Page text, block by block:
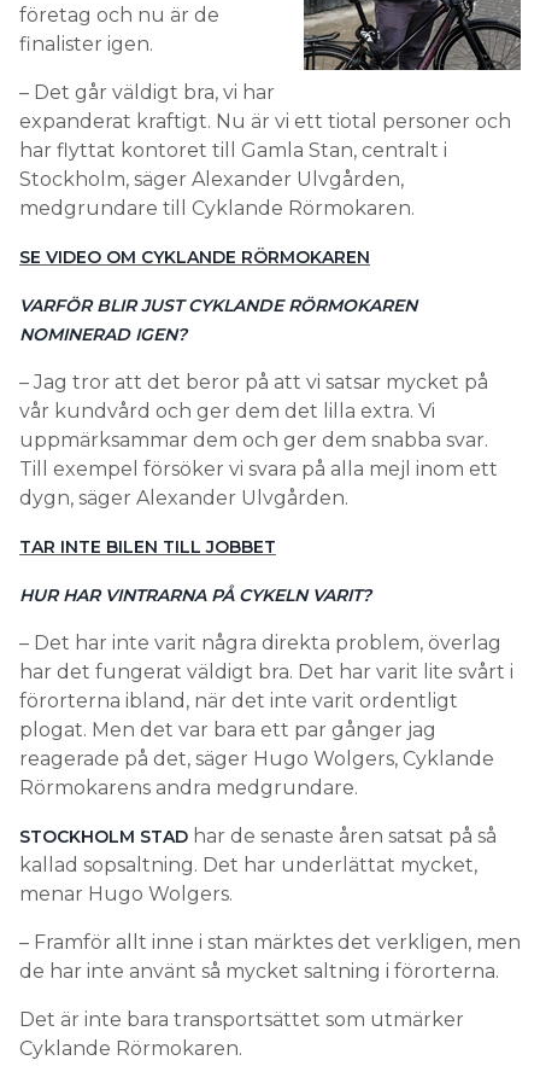
företag och nu är de
finalister igen.
– Det går väldigt bra, vi har
expanderat kraftigt. Nu är vi ett tiotal personer och
har flyttat kontoret till Gamla Stan, centralt i
Stockholm, säger Alexander Ulvgården,
medgrundare till Cyklande Rörmokaren.
SE VIDEO OM CYKLANDE RÖRMOKAREN
VARFÖR BLIR JUST CYKLANDE RÖRMOKAREN
NOMINERAD IGEN?
– Jag tror att det beror på att vi satsar mycket på
vår kundvård och ger dem det lilla extra. Vi
uppmärksammar dem och ger dem snabba svar.
Till exempel försöker vi svara på alla mejl inom ett
dygn, säger Alexander Ulvgården.
TAR INTE BILEN TILL JOBBET
HUR HAR VINTRARNA PÅ CYKELN VARIT?
– Det har inte varit några direkta problem, överlag
har det fungerat väldigt bra. Det har varit lite svårt i
förorterna ibland, när det inte varit ordentligt
plogat. Men det var bara ett par gånger jag
reagerade på det, säger Hugo Wolgers, Cyklande
Rörmokarens andra medgrundare.
STOCKHOLM STAD har de senaste åren satsat på så
kallad sopsaltning. Det har underlättat mycket,
menar Hugo Wolgers.
– Framför allt inne i stan märktes det verkligen, men
de har inte använt så mycket saltning i förorterna.
Det är inte bara transportsättet som utmärker
Cyklande Rörmokaren.